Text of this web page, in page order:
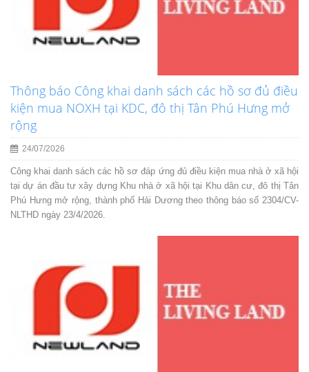
Thông báo Công khai danh sách các hồ sơ đủ điều
kiện mua NOXH tại KDC, đô thị Tân Phú Hưng mở
rộng
24/07/2026
Công khai danh sách các hồ sơ đáp ứng đủ điều kiện mua nhà ở xã hội
tại dự án đầu tư xây dựng Khu nhà ở xã hội tại Khu dân cư, đô thị Tân
Phú Hưng mở rộng, thành phố Hải Dương theo thông báo số 2304/CV-
NLTHD ngày 23/4/2026.